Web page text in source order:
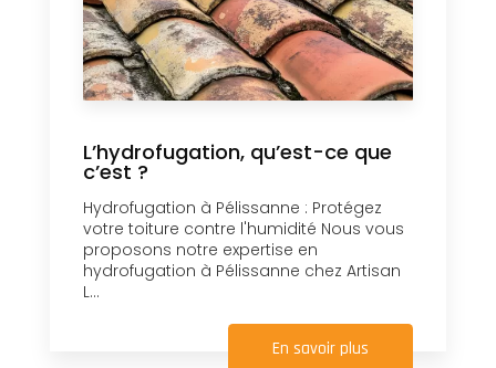
L’hydrofugation, qu’est-ce que
c’est ?
Hydrofugation à Pélissanne : Protégez
votre toiture contre l'humidité Nous vous
proposons notre expertise en
hydrofugation à Pélissanne chez Artisan
L...
En savoir plus